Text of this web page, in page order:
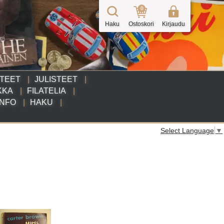
JULISTEET
FILATELIA
HAKU
Haku
0
Ostoskori Kirjaudu
Select Language ▼